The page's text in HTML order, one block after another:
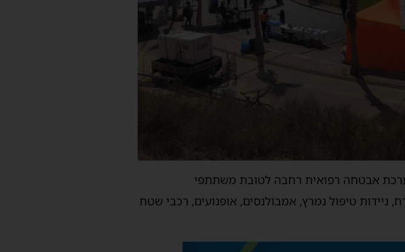
26.09.25) הוקמה בשטח מערכת אבטחה רפואית רחבה לטובת משתתפי
טיפול נמרץ, אמבולנסים, אופנועים, רכבי שטח